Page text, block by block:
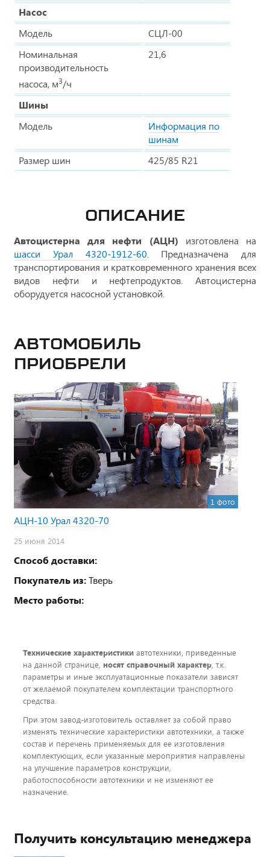
Насос
Модель
СЦЛ-00
Номинальная
производительность
насоса, м3/ч
21,6
Шины
Модель
Информация по
шинам
Размер шин
425/85 R21
ОПИСАНИЕ
Автоцистерна для нефти (АЦН) изготовлена на
шасси Урал 4320-1912-60 . Предназначена для
транспортирования и кратковременного хранения всех
видов нефти и нефтепродуктов. Автоцистерна
оборудуется насосной установкой.
Автомобиль
приобрели
1 фото
АЦН-10 Урал 4320-70
25 июня 2014
Способ доставки:
Покупатель из:Тверь
Место работы:
Технические характеристики автотехники, приведенные
на данной странице, носят справочный характер, т.к.
параметры и иные эксплуатационные показатели зависят
от желаемой покупателем комплектации транспортного
средства.
При этом завод-изготовитель оставляет за собой право
изменять технические характеристики автотехники, а также
состав и перечень применяемых для ее изготовления
комплектующих, если указанные мероприятия направлены
на улучшение параметров конструкции,
работоспособности автотехники и не изменяют ее
назначение.
Получить консультацию менеджера